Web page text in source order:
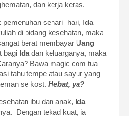
dan kerja keras.
sehari -hari, Ida
di bidang kesehatan, maka
berat membayar Uang
bagi Idadan keluarganya, maka
Bawa magic com tua
tahu tempe atau sayur yang
se kost. Hebat, ya?
ibu dan anak, Ida
Dengan tekad kuat, ia